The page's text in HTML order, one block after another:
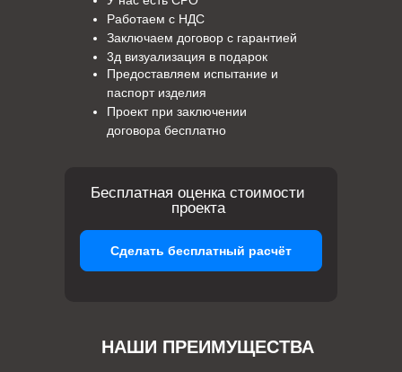
Предоставляем испытание и
паспорт изделия
Проект при заключении
договора бесплатно
Работаем с НДС
Заключаем договор с гарантией
3д визуализация в подарок
НАШИ ПРЕИМУЩЕСТВА
Бесплатная оценка стоимости
проекта
Сделать бесплатный расчёт